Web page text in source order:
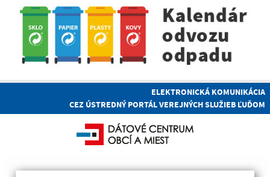
ELEKTRONICKÁ KOMUNIKÁCIA
CEZ ÚSTREDNÝ PORTÁL VEREJNÝCH SLUŽIEB ĽUĎOM